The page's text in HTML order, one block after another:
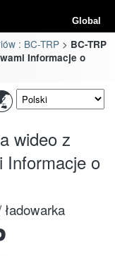
Global
: BC-TRP
BC-TRP
Informacje o
wideo z
Informacje o